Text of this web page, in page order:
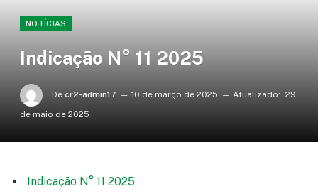
NOTÍCIAS
Indicação N° 11 2025
De cr2-admin17 10 de março de 2025 Atualizado: 29
de maio de 2025
Indicação N° 11 2025